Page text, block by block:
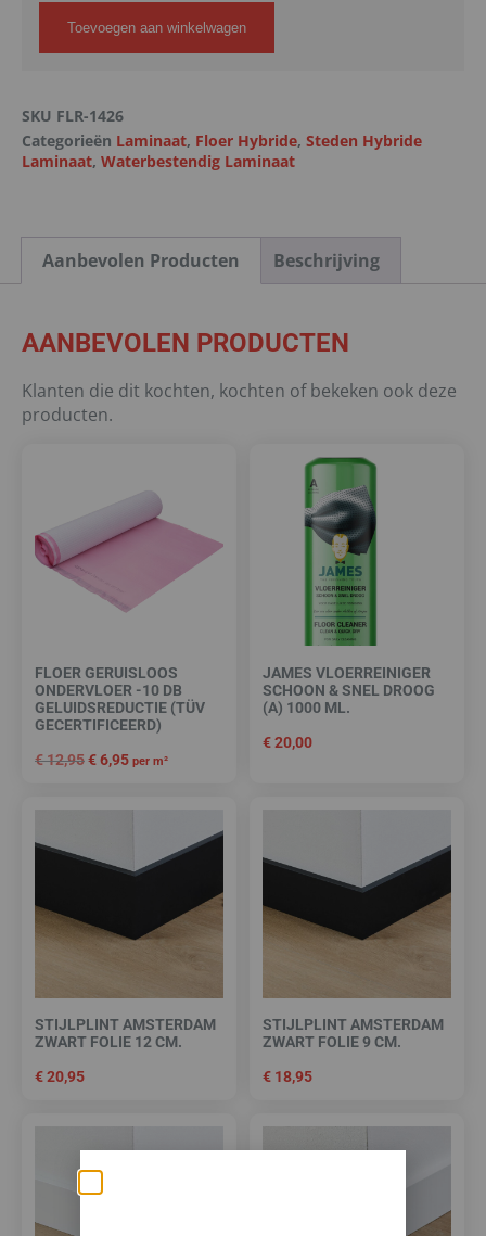
Toevoegen aan winkelwagen
SKU FLR-1426
Categorieën Laminaat, Floer Hybride, Steden Hybride
Laminaat, Waterbestendig Laminaat
Aanbevolen Producten Beschrijving
AANBEVOLEN PRODUCTEN
Klanten die dit kochten, kochten of bekeken ook deze
producten.
FLOER GERUISLOOS
ONDERVLOER -10 DB
GELUIDSREDUCTIE (TÜV
GECERTIFICEERD)
€12,95€6,95 per m²
JAMES VLOERREINIGER
SCHOON & SNEL DROOG
(A) 1000 ML.
€20,00
STIJLPLINT AMSTERDAM
ZWART FOLIE 12 CM.
€20,95
STIJLPLINT AMSTERDAM
ZWART FOLIE 9 CM.
€ 18,95